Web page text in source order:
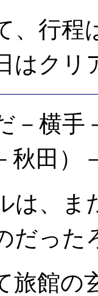
行程
はクリ
－横手
秋田）
、ま
だった
館の